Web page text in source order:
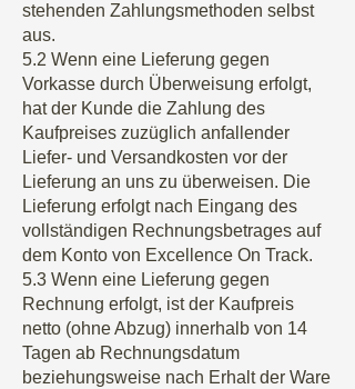
stehenden Zahlungsmethoden selbst
aus.
5.2 Wenn eine Lieferung gegen
Vorkasse durch Überweisung erfolgt,
hat der Kunde die Zahlung des
Kaufpreises zuzüglich anfallender
Liefer- und Versandkosten vor der
Lieferung an uns zu überweisen. Die
Lieferung erfolgt nach Eingang des
vollständigen Rechnungsbetrages auf
dem Konto von Excellence On Track.
5.3 Wenn eine Lieferung gegen
Rechnung erfolgt, ist der Kaufpreis
netto (ohne Abzug) innerhalb von 14
Tagen ab Rechnungsdatum
beziehungsweise nach Erhalt der Ware